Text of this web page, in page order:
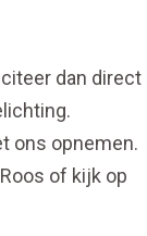
dan direct
ons opnemen.
of kijk op